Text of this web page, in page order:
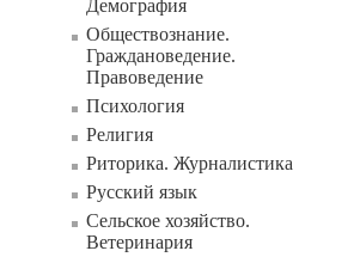
Демография
Обществознание.
Граждановедение.
Правоведение
Психология
Религия
Риторика. Журналистика
Русский язык
Сельское хозяйство.
Ветеринария